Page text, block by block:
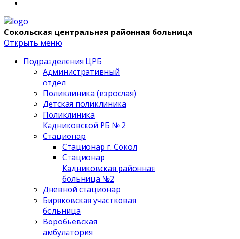
Сокольская центральная районная больница
Открыть меню
Подразделения ЦРБ
Административный
отдел
Поликлиника (взрослая)
Детская поликлиника
Поликлиника
Кадниковской РБ № 2
Стационар
Стационар г. Сокол
Стационар
Кадниковская районная
больница №2
Дневной стационар
Биряковская участковая
больница
Воробьевская
амбулатория